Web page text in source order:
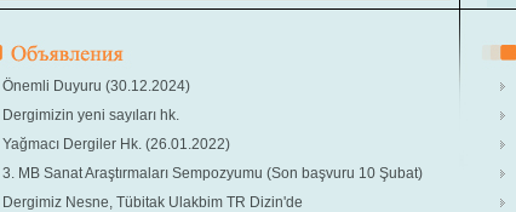
Önemli Duyuru (30.12.2024)
Dergimizin yeni sayıları hk.
Yağmacı Dergiler Hk. (26.01.2022)
3. MB Sanat Araştırmaları Sempozyumu (Son başvuru 10 Şubat)
Dergimiz Nesne, Tübitak Ulakbim TR Dizin'de